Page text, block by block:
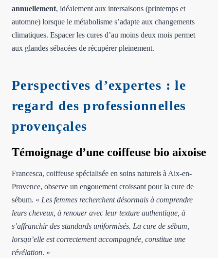
annuellement, idéalement aux intersaisons (printemps et
automne) lorsque le métabolisme s’adapte aux changements
climatiques. Espacer les cures d’au moins deux mois permet
aux glandes sébacées de récupérer pleinement.
Perspectives d’expertes : le
regard des professionnelles
provençales
Témoignage d’une coiffeuse bio aixoise
Francesca, coiffeuse spécialisée en soins naturels à Aix-en-
Provence, observe un engouement croissant pour la cure de
sébum. « Les femmes recherchent désormais à comprendre
leurs cheveux, à renouer avec leur texture authentique, à
s’affranchir des standards uniformisés. La cure de sébum,
lorsqu’elle est correctement accompagnée, constitue une
révélation. »